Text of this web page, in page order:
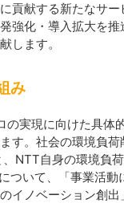
貢献する新たなサ
強化・導入拡大を
します。
み
の実現に向けた具体
す。社会の環境負荷
、NTT自身の環境負
ついて、「事業活動
イノベーション創